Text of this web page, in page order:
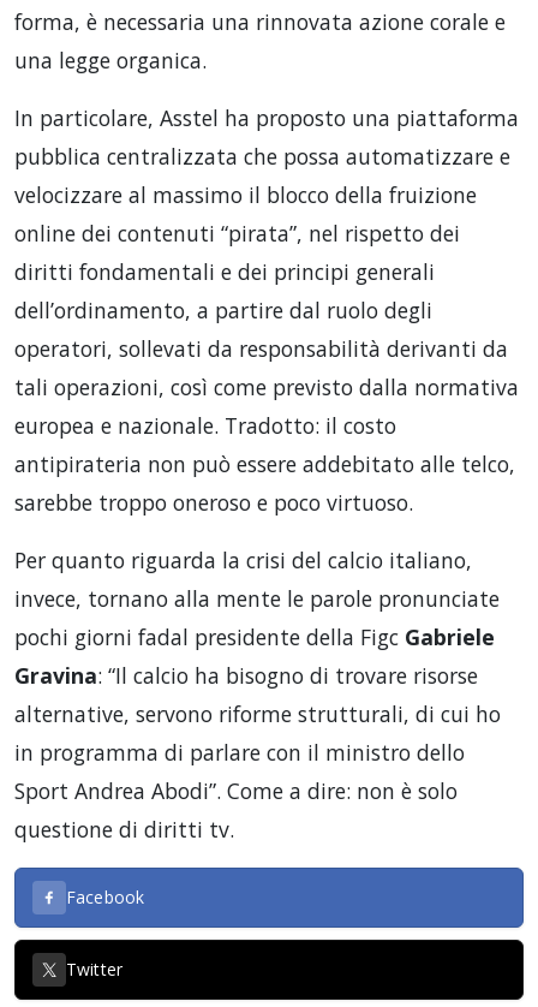
forma, è necessaria una rinnovata azione corale e
una legge organica.
In particolare, Asstel ha proposto una piattaforma
pubblica centralizzata che possa automatizzare e
velocizzare al massimo il blocco della fruizione
online dei contenuti “pirata”, nel rispetto dei
diritti fondamentali e dei principi generali
dell’ordinamento, a partire dal ruolo degli
operatori, sollevati da responsabilità derivanti da
tali operazioni, così come previsto dalla normativa
europea e nazionale. Tradotto: il costo
antipirateria non può essere addebitato alle telco,
sarebbe troppo oneroso e poco virtuoso.
Per quanto riguarda la crisi del calcio italiano,
invece, tornano alla mente le parole pronunciate
pochi giorni fadal presidente della Figc Gabriele
Gravina: “Il calcio ha bisogno di trovare risorse
alternative, servono riforme strutturali, di cui ho
in programma di parlare con il ministro dello
Sport Andrea Abodi”. Come a dire: non è solo
questione di diritti tv.
Facebook
Twitter